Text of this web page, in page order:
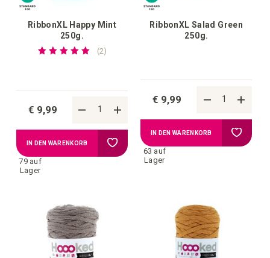
RibbonXL Happy Mint
250g.
Bewertung:
2bewertungen
€ 9,99
79 auf
Lager
IN DEN WARENKORB Zur
RibbonXL Salad Green
250g.
€ 9,99
63 auf
Lager
IN DEN WARENKORB Zur